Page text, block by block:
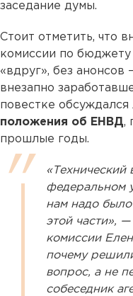
заседание думы.
Стоит отметить, что
комиссии по
«вдруг», без анонсов
внезапно
повестке
положения об ЕНВД,
прошлые годы.
«Технический
федеральном
нам надо
этой части»,
комиссии
почему
вопрос, а не
собеседник